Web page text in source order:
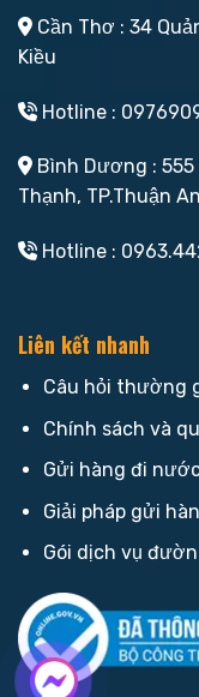
Cần Thơ : 34
Kiều
Hotline :
Bình Dương : 555
Thạnh, TP.Thuận An
Hotline :
Liên kết nhanh
Câu hỏi thường
Chính sách và
Gửi hàng đi
Giải pháp gửi
Gói dịch vụ